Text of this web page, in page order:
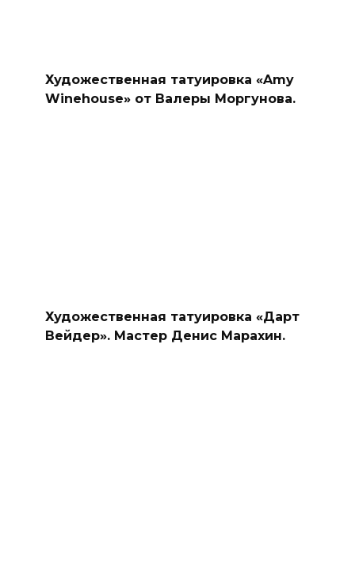
Художественная татуировка «Amy
Winehouse» от Валеры Моргунова.
Художественная татуировка «Дарт
Вейдер». Мастер Денис Марахин.